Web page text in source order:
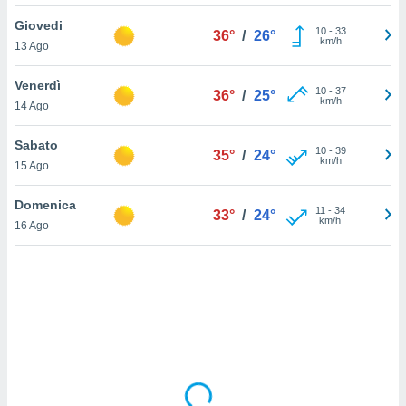
cookie
il tuo
in
a piè
del
Giovedi
13 Ago
36° / 26° 10- 33
km/h
Venerdì
14 Ago
36° / 25° 10- 37
km/h
Sabato
15 Ago
35° / 24° 10- 39
km/h
Domenica
16 Ago
33° / 24° 11 - 34
km/h